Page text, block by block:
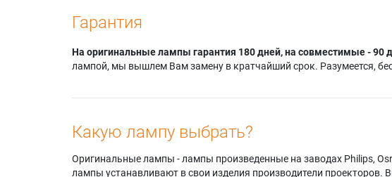
Гарантия
На оригинальные лампы гарантия 180 дней, на совместимые - 90
лампой, мы вышлем Вам замену в кратчайший срок. Разумеется,
Какую лампу выбрать?
Оригинальные лампы - лампы произведенные на заводах Philips,
лампы устанавливают в свои изделия производители проекторов.